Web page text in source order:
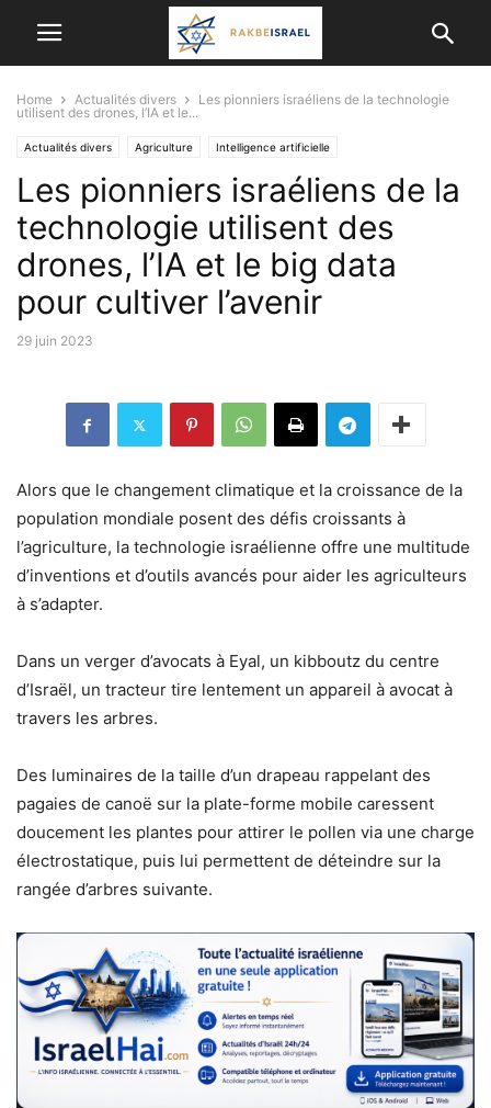
Home Actualités divers
Les pionniers israéliens de la technologie
utilisent des drones, l’IA et le...
Actualités divers Agriculture Intelligence artificielle
SCIENCE ET TECHNOLOGIE
Les pionniers israéliens de la
technologie utilisent des
drones, l’IA et le big data
pour cultiver l’avenir
29 juin 2023
Alors que le changement climatique et la croissance de la
population mondiale posent des défis croissants à
l’agriculture, la technologie israélienne offre une multitude
d’inventions et d’outils avancés pour aider les agriculteurs
à s’adapter.
Dans un verger d’avocats à Eyal, un kibboutz du centre
d’Israël, un tracteur tire lentement un appareil à avocat à
travers les arbres.
Des luminaires de la taille d’un drapeau rappelant des
pagaies de canoë sur la plate-forme mobile caressent
doucement les plantes pour attirer le pollen via une charge
électrostatique, puis lui permettent de déteindre sur la
rangée d’arbres suivante.